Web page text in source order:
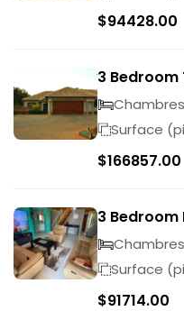
$94428.00
3 Bedroom
Wilds
Surface
$166857.00
3 Bedroom
Surface
$91714.00